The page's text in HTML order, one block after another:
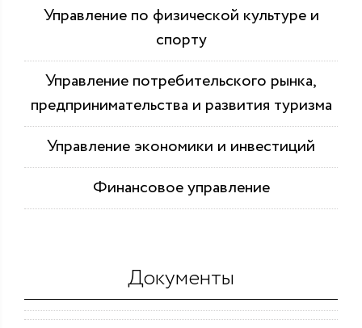
Управление по физической культуре и
спорту
Управление потребительского рынка,
предпринимательства и развития туризма
Управление экономики и инвестиций
Финансовое управление
Документы